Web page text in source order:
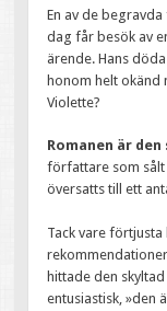
En av de
dag får besök av
ärende. Hans
honom helt okänd
Violette?
Romanen är den
författare som sålt
översatts till ett
Tack vare
hittade den
entusiastisk, »den